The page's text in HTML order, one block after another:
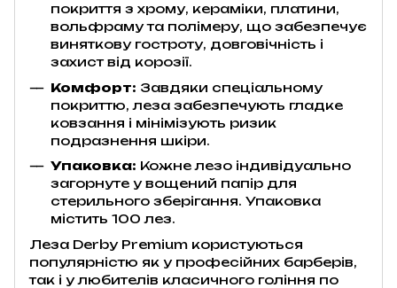
покриття з хрому, кераміки, платини,
вольфраму та полімеру, що забезпечує
виняткову гостроту, довговічність і
захист від корозії.
Комфорт: Завдяки спеціальному
покриттю, леза забезпечують гладке
ковзання і мінімізують ризик
подразнення шкіри.
Упаковка: Кожне лезо індивідуально
загорнуте у вощений папір для
стерильного зберігання. Упаковка
містить 100 лез.
Леза Derby Premium користуються
популярністю як у професійних барберів,
так і у любителів класичного гоління по